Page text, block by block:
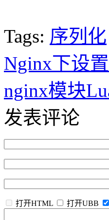
Tags: 序列化
Nginx下设
nginx模块
发表评论
打开HTML 打开UBB